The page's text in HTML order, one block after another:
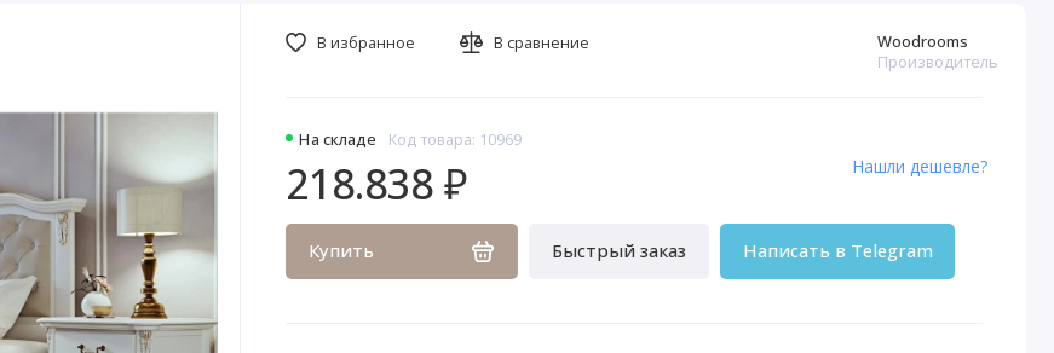
На складе Код товара: 10969
Woodrooms
Производитель
218.838 ₽
Купить Быстрый заказ Написать в Telegram
Нашли дешевле?
В избранное В сравнение